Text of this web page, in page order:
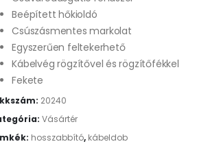
Beépített hőkioldó
Csúszásmentes markolat
Egyszerűen feltekerhető
Kábelvég rögzítővel és rögzítőfékkel
Fekete
20240
Vásártér
hosszabbító, kábeldob